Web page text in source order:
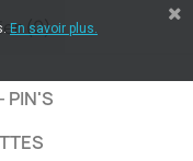
(0)
PIN'S
En savoir plus.